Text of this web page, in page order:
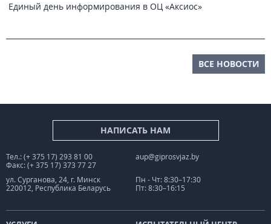
Единый день информирования в ОЦ «Аксиос»
ВСЕ НОВОСТИ
НАПИСАТЬ НАМ
Тел.: (+ 375 17) 293 81 00
Факс: (+ 375 17) 373 77 27
aup@giprosvjaz.by
ул. Сурганова, 24, г. Минск
220012, Республика Беларусь
Пн - Чт: 8:30–17:30
Пт: 8:30–16:15